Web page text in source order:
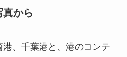
真から
、千葉港と、港のコンテ